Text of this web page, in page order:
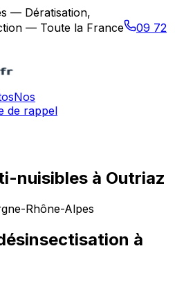
— Dératisation,
— Toute la France
09 72
Nos
de rappel
nuisibles à Outriaz
Rhône-Alpes
à